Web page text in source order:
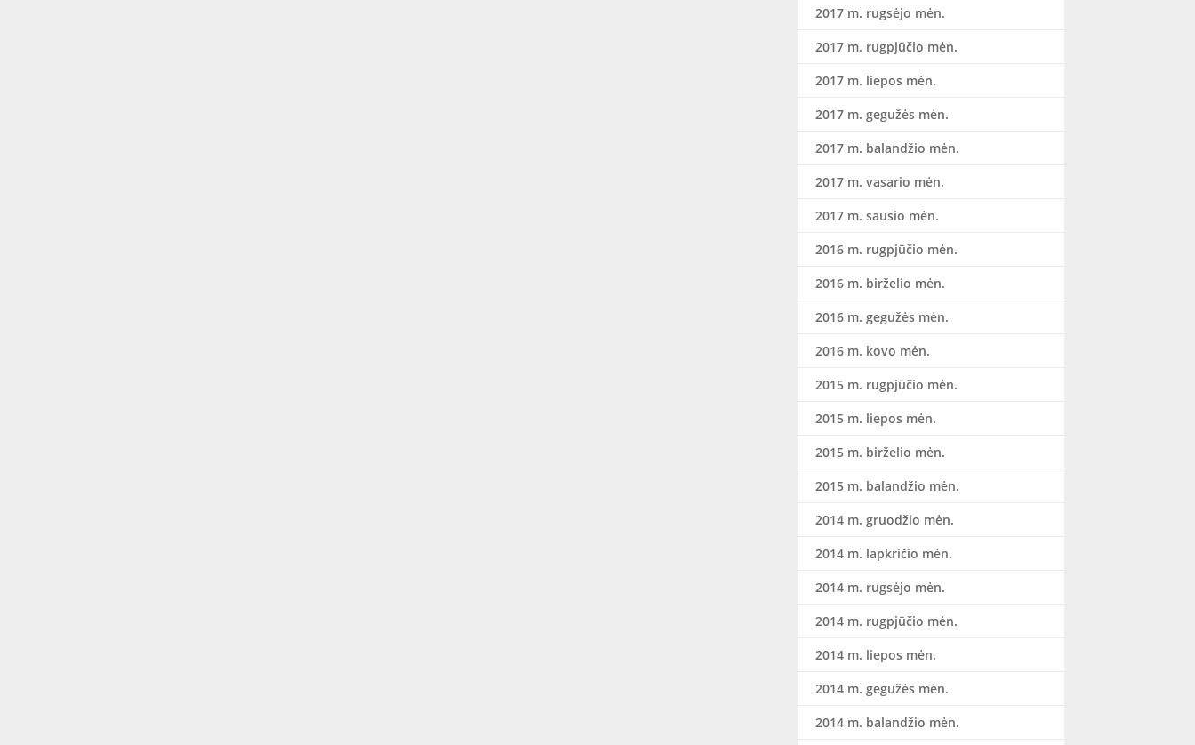
2017 m. rugsėjo mėn.
2017 m. rugpjūčio mėn.
2017 m. liepos mėn.
2017 m. gegužės mėn.
2017 m. balandžio mėn.
2017 m. vasario mėn.
2017 m. sausio mėn.
2016 m. rugpjūčio mėn.
2016 m. birželio mėn.
2016 m. gegužės mėn.
2016 m. kovo mėn.
2015 m. rugpjūčio mėn.
2015 m. liepos mėn.
2015 m. birželio mėn.
2015 m. balandžio mėn.
2014 m. gruodžio mėn.
2014 m. lapkričio mėn.
2014 m. rugsėjo mėn.
2014 m. rugpjūčio mėn.
2014 m. liepos mėn.
2014 m. gegužės mėn.
2014 m. balandžio mėn.